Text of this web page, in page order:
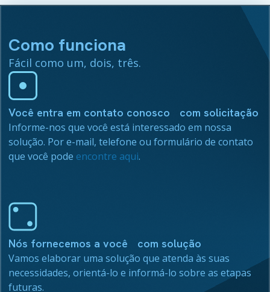
Como funciona
Fácil como um, dois, três.
Você entra em contato conosco com solicitação
Informe-nos que você está interessado em nossa
solução. Por e-mail, telefone ou formulário de contato
que você pode encontre aqui.
Nós fornecemos a você com solução
Vamos elaborar uma solução que atenda às suas
necessidades, orientá-lo e informá-lo sobre as etapas
futuras.